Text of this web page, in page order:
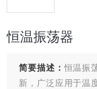
恒温振荡器
简要描述：恒温振
新，广泛应用于温